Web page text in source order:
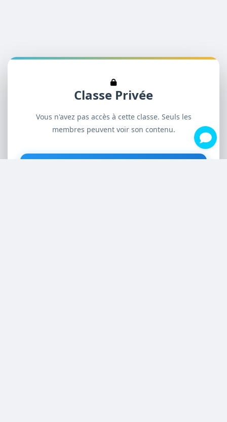
Classe Privée
Vous n'avez pas accès à cette classe. Seuls les
membres peuvent voir son contenu.